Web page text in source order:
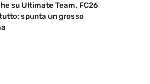
su Ultimate Team, FC26
spunta un grosso